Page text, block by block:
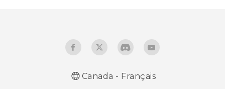
Canada - Français